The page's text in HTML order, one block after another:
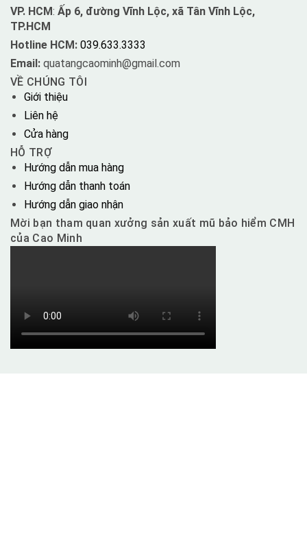
VP. HCM: Ấp 6, đường Vĩnh Lộc, xã Tân Vĩnh Lộc,
TP.HCM
Hotline HCM: 039.633.3333
Email: quatangcaominh@gmail.com
VỀ CHÚNG TÔI
Giới thiệu
Liên hệ
Cửa hàng
HỖ TRỢ
Hướng dẫn mua hàng
Hướng dẫn thanh toán
Hướng dẫn giao nhận
Mời bạn tham quan xưởng sản xuất mũ bảo hiểm CMH
của Cao Minh